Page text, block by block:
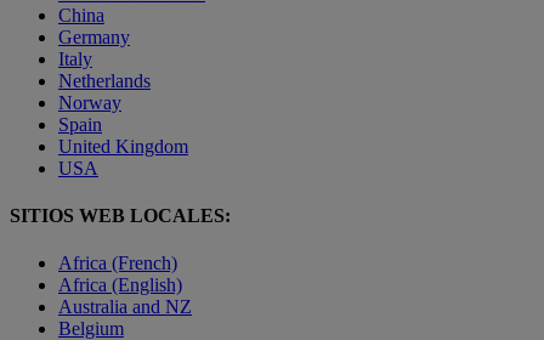
China
Germany
Italy
Netherlands
Norway
Spain
United Kingdom
USA
SITIOS WEB LOCALES:
Africa (French)
Africa (English)
Australia and NZ
Belgium